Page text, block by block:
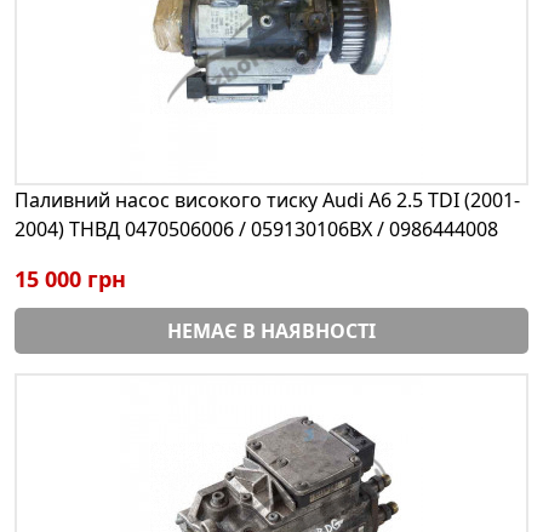
Паливний насос високого тиску Audi A6 2.5 TDI (2001-
2004) ТНВД 0470506006 / 059130106BX / 0986444008
15 000 грн
НЕМАЄ В НАЯВНОСТІ